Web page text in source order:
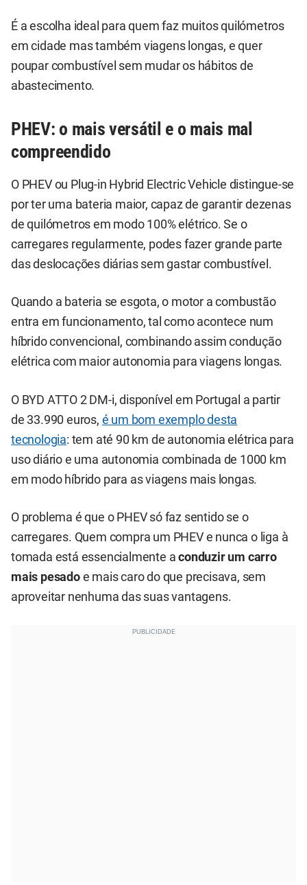
É a escolha ideal para quem faz muitos quilómetros
em cidade mas também viagens longas, e quer
poupar combustível sem mudar os hábitos de
abastecimento.
PHEV: o mais versátil e o mais mal
compreendido
O PHEV ou Plug-in Hybrid Electric Vehicle distingue-se
por ter uma bateria maior, capaz de garantir dezenas
de quilómetros em modo 100% elétrico. Se o
carregares regularmente, podes fazer grande parte
das deslocações diárias sem gastar combustível.
Quando a bateria se esgota, o motor a combustão
entra em funcionamento, tal como acontece num
híbrido convencional, combinando assim condução
elétrica com maior autonomia para viagens longas.
O BYD ATTO 2 DM-i, disponível em Portugal a partir
de 33.990 euros, é um bom exemplo desta
tecnologia: tem até 90 km de autonomia elétrica para
uso diário e uma autonomia combinada de 1000 km
em modo híbrido para as viagens mais longas.
O problema é que o PHEV só faz sentido se o
carregares. Quem compra um PHEV e nunca o liga à
tomada está essencialmente aconduzir um carro
mais pesadoe mais caro do que precisava, sem
aproveitar nenhuma das suas vantagens.